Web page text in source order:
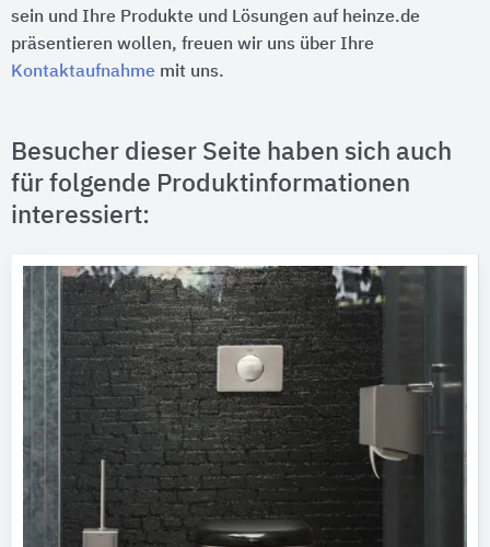
sein und Ihre Produkte und Lösungen auf heinze.de
präsentieren wollen, freuen wir uns über Ihre
Kontaktaufnahme mit uns.
Besucher dieser Seite haben sich auch
für folgende Produktinformationen
interessiert: